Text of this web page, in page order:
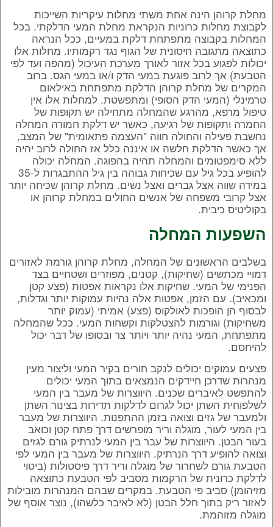
מחלת קרוהן הינה אחת משתי מחלות עיקריות השייכות
לקבוצת מחלות כרוניות הנקראת מחלת המעי הדלקתי. בכל
המחלות בקבוצה מתפתחת דלקת במעיים, ככל הנראה
כתוצאה מתגובה חיסונית של הגוף נגד רקמותיו. מחלות אלו
יכולות לפגוע בכל אזור לאורך מערכת העיכול (מהפה ועד לפי
הטבעת) אך לרוב פוגעת במעי הדק ו/או במעי הגס. ברוב
המקרים של מחלת קרוהן הדלקת מתפתחת באילאום
טרמינלי (המעי הדק הסופי) ומתפשטת. למחלות אלו אין
טיפול מרפא, מהרגע שהמחלה מתחילה יש תקופות של
החמרה ותקופות של רגיעה, כאשר יש דלקת חמורה המחלה
נחשבת פעילה והחולה חווה "העצמה פתאומית" של המצב,
אך כאשר הדלקת חלשה או איננה כלל אז החולה לרוב יהיה
ללא סימפטומים והמחלה תהיה בהפוגה. המחלה יכולה
להופיע בכל גיל עם שכיחות גבוהה בין גיל ההתבגרות ל-35
במידה שווה אצל גברים ואצל נשים. מחלת קרוהן שכיחה יותר
אצל קרובי משפחה של אנשים החולים במחלת קרוהן או
בקוליטיס כיבית.
השפעות המחלה
בשלבים הראשונים של המחלה, מחלת קרוהן גורמת לאזורים
דמויי מכתשים (שחיקות), קטנים, מפוזרים ושטחיים בצד
הפנימי של המעי. שחיקות אלו נקראות אפטות (פצע קטן
ומכאיב). עם הזמן, אפטות אלה נהיות עמוקות יותר וגדלות,
לבסוף הן הופכות לאולקוס (פצע) אמיתי (עמוק יותר
משחיקות) וגורמות להצטלקות וקשחות המעי. ככל שהמחלה
מתפתחת, המעי נהיה יותר ויותר צר ובסופו של דבר יכול
להיחסם.
פצעים עמוקים יכולים לנקב חורים בקיר המעי וליצור מעין
מנהרות שדרכן חיידקים הנמצאים בתוך המעי יכולים
להתפשט לאיברים שכנים. היווצרות של מעבר בין המעי
לשלפוחית השתן יכול לגרום לדלקות תדירות בצינור השתן
ולמעבר של גזים וצואה בזמן ההתפנות. היווצרות של מעבר
בין המעי לעור, מוגלה וריר מופרשים דרך פתח קטן וכואב
בעור הבטן. היווצרות של עבר בין המעי לנרתיק גורם לגזים
וצואה להופיע דרך הנרתיק. היווצרות של מעבר בין המעי לפי
הטבעת גורם לשחרור של מוגלה וריר דרך פיסטולות (ביטוי
לדלקת כרונית של הרקמות מסביב לפי הטבעת כתוצאה
מזיהומן) סביב פי הטבעת. במקרים שבהם המנהרות מובילות
לאזור ריק בתוך חלל הבטן (לא לאיבר כלשהו), נוצר אוסף של
מוגלה מזוהמת.